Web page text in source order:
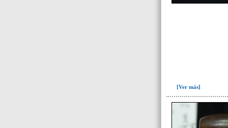
[Ver más]